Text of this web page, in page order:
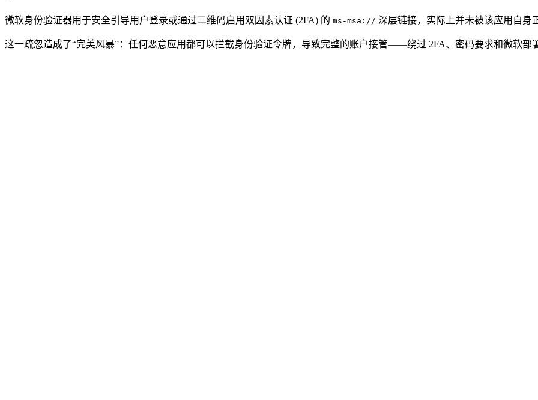
微软身份验证器用于安全引导用户登录或通过二维码启用双因素认证 (2FA) 的 ms-msa:// 深层链接，实际上并未被该应用自身
这一疏忽造成了“完美风暴”：任何恶意应用都可以拦截身份验证令牌，导致完整的账户接管——绕过 2FA、密码要求和微软部